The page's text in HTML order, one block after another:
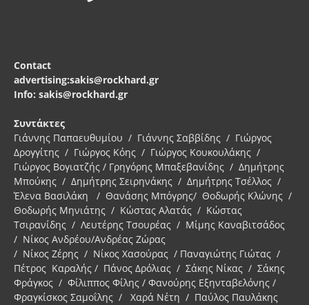
Contact
advertising:sakis@rockhard.gr
Info: sakis@rockhard.gr
Συντάκτες
Γιάννης Παπαευθυμίου / Γιάννης Σαββίδης / Γιώργος
Δρογγίτης / Γιώργος Κόης / Γιώργος Κουκουλάκης /
Γιώργος Βογιατζής / Γρηγόρης Μπαξεβανίδης / Δημήτρης
Μπούκης / Δημήτρης Σειρηνάκης / Δημήτρης Τσέλλος /
Έλενα Βασιλάκη / Θανάσης Μπόγρης/ Θοδωρής Κλώνης /
Θοδωρής Μηνιάτης / Κώστας Αλατάς / Κώστας
Τσιρανίδης / Λευτέρης Τσουρέας / Μίμης Καναβιτσάδος
/ Νίκος Ανδρέου/Ανδρέας Ζώρας
/ Νίκος Ζέρης / Νίκος Χασούρας / Παναγιώτης Γιώτας /
Πέτρος Καραλής / Πάνος Δρόλιας / Σάκης Νίκας / Σάκης
Φράγκος / Φίλιππος Φίλης / Φανούρης Εξηνταβελόνης /
Φραγκίσκος Σαμοΐλης / Χαρά Νέτη / Παύλος Παυλάκης